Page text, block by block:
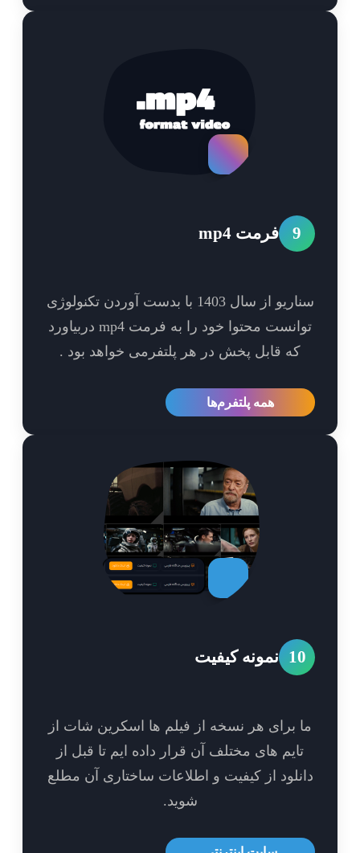
فرمت mp4
سناریو از سال 1403 با بدست آوردن تکنولوژی
توانست محتوا خود را به فرمت mp4 دربیاورد
که قابل پخش در هر پلتفرمی خواهد بود .
همه پلتفرم‌ها
نمونه کیفیت
برای هر نسخه از فیلم ها اسکرین شات از
های مختلف آن قرار داده ایم تا قبل از
از کیفیت و اطلاعات ساختاری آن مطلع